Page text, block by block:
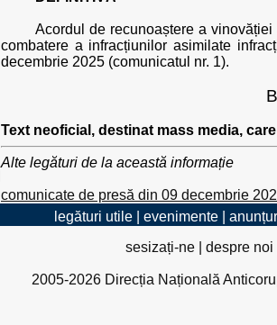
Acordul de recunoaștere a
combatere a infracțiunilor asimilate
decembrie 2025 (comunicatul nr. 1).
Text neoficial, destinat mass media,
Alte legături de la această informație
comunicate de presă din 09 decembrie
legături utile| evenimente|
sesizați-ne| despre noi
2005-2026 Direcția Națională